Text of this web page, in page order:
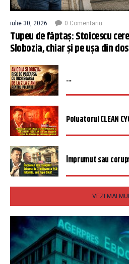
iulie 30, 2026 0 Comentariu
Tupeu de făptaș: Stoicescu
Slobozia, chiar și pe ușa din
...
Poluatorul CLEAN
Împrumut sau
VEZI MAI